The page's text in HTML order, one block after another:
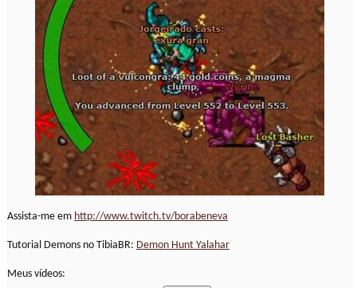
Assista-me em http://www.twitch.tv/borabeneva
Tutorial Demons no TibiaBR: Demon Hunt Yalahar
Meus vídeos: